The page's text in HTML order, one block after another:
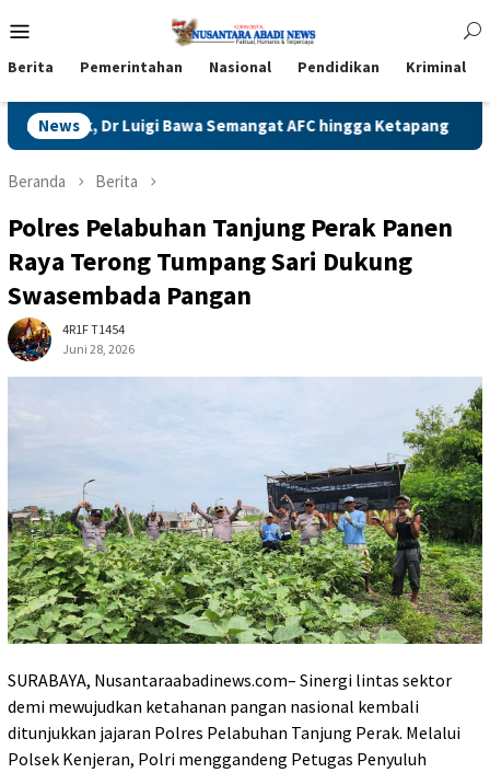
ke
Mobile
Berita Pemerintahan Nasional Pendidikan Kriminal
News
Semangat AFC hingga Ketapang Naga Jawa Timur
Beranda Berita
Polres Pelabuhan Tanjung Perak Panen
Raya Terong Tumpang Sari Dukung
Swasembada Pangan
4R1F T1454
Juni 28, 2026
SURABAYA, Nusantaraabadinews.com– Sinergi lintas sektor
demi mewujudkan ketahanan pangan nasional kembali
ditunjukkan jajaran Polres Pelabuhan Tanjung Perak. Melalui
Polsek Kenjeran, Polri menggandeng Petugas Penyuluh